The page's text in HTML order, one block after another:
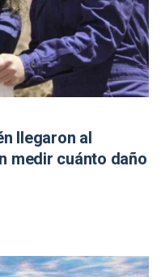
llegaron al
medir cuánto daño